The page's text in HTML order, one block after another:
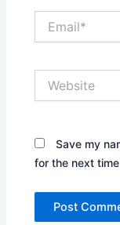
Save my
for the next